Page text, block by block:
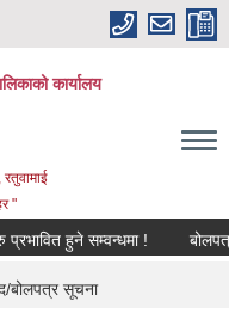
कार्यालय
"
हुने सम्वन्धमा ! बोलपत्र
बोलपत्र सूचना